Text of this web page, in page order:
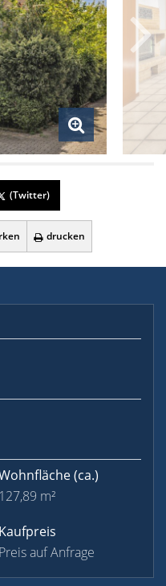
(Twitter)
drucken
(ca.)
127,89 m²
Kaufpreis
Preis auf Anfrage